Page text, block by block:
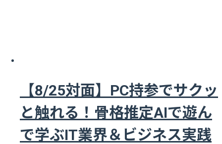
【8/25対面】PC持参でサクッ
と触れる！骨格推定AIで遊ん
で学ぶIT業界＆ビジネス実践